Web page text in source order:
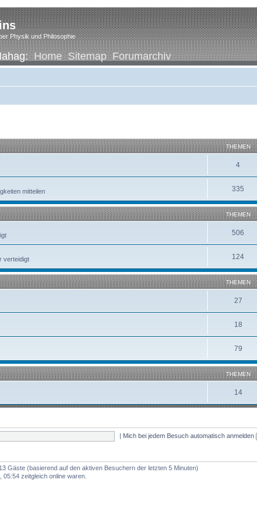
Physik und Philosophie
Home Sitemap Forumarchiv
THEMEN
4
mitteilen 335
THEMEN
506
verteidigt 124
THEMEN
27
18
79
THEMEN
14
| Mich bei jedem Besuch automatisch anmelden
Gäste (basierend auf den aktiven Besuchern der letzten 5 Minuten)
zeitgleich online waren.